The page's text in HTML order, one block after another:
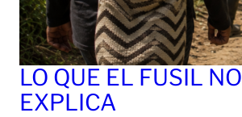
LO QUE EL FUSIL NO
EXPLICA